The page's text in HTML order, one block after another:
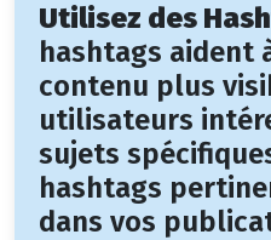
Utilisez des
hashtags aident
contenu plus
utilisateurs
sujets
hashtags
dans vos